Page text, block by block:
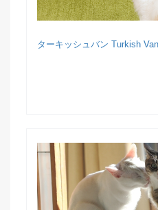
ターキッシュバン Turkish